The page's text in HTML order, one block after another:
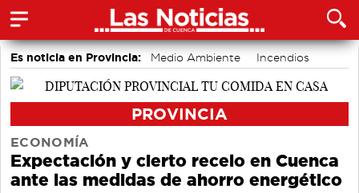
Es noticia en Provincia: Medio Ambiente
Incendios
accidentes laborales
PROVINCIA
ECONOMÍA
Expectación y cierto recelo en Cuenca
ante las medidas de ahorro energético